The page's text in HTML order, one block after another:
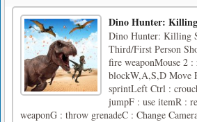
Dino Hunter:
Dino Hunter: Killing
Third/First Person
fire weaponMouse 2 :
blockW,A,S,D Move
sprintLeft Ctrl :
jumpF : use itemR :
weaponG : throw grenadeC : Change